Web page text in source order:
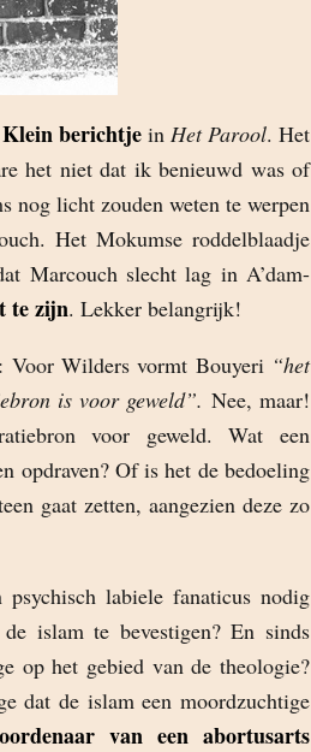
Klein berichtjein Het Parool. Het
het niet dat ik benieuwd was of
nog licht zouden weten te werpen
Het Mokumse roddelblaadje
Marcouch slecht lag in A’dam-
te zijn. Lekker belangrijk!
Voor Wilders vormt Bouyeri “het
is voor geweld”. Nee, maar!
voor geweld. Wat een
opdraven? Of is het de bedoeling
gaat zetten, aangezien deze zo
labiele fanaticus nodig
islam te bevestigen? En sinds
op het gebied van de theologie?
dat de islam een moordzuchtige
van een abortusarts